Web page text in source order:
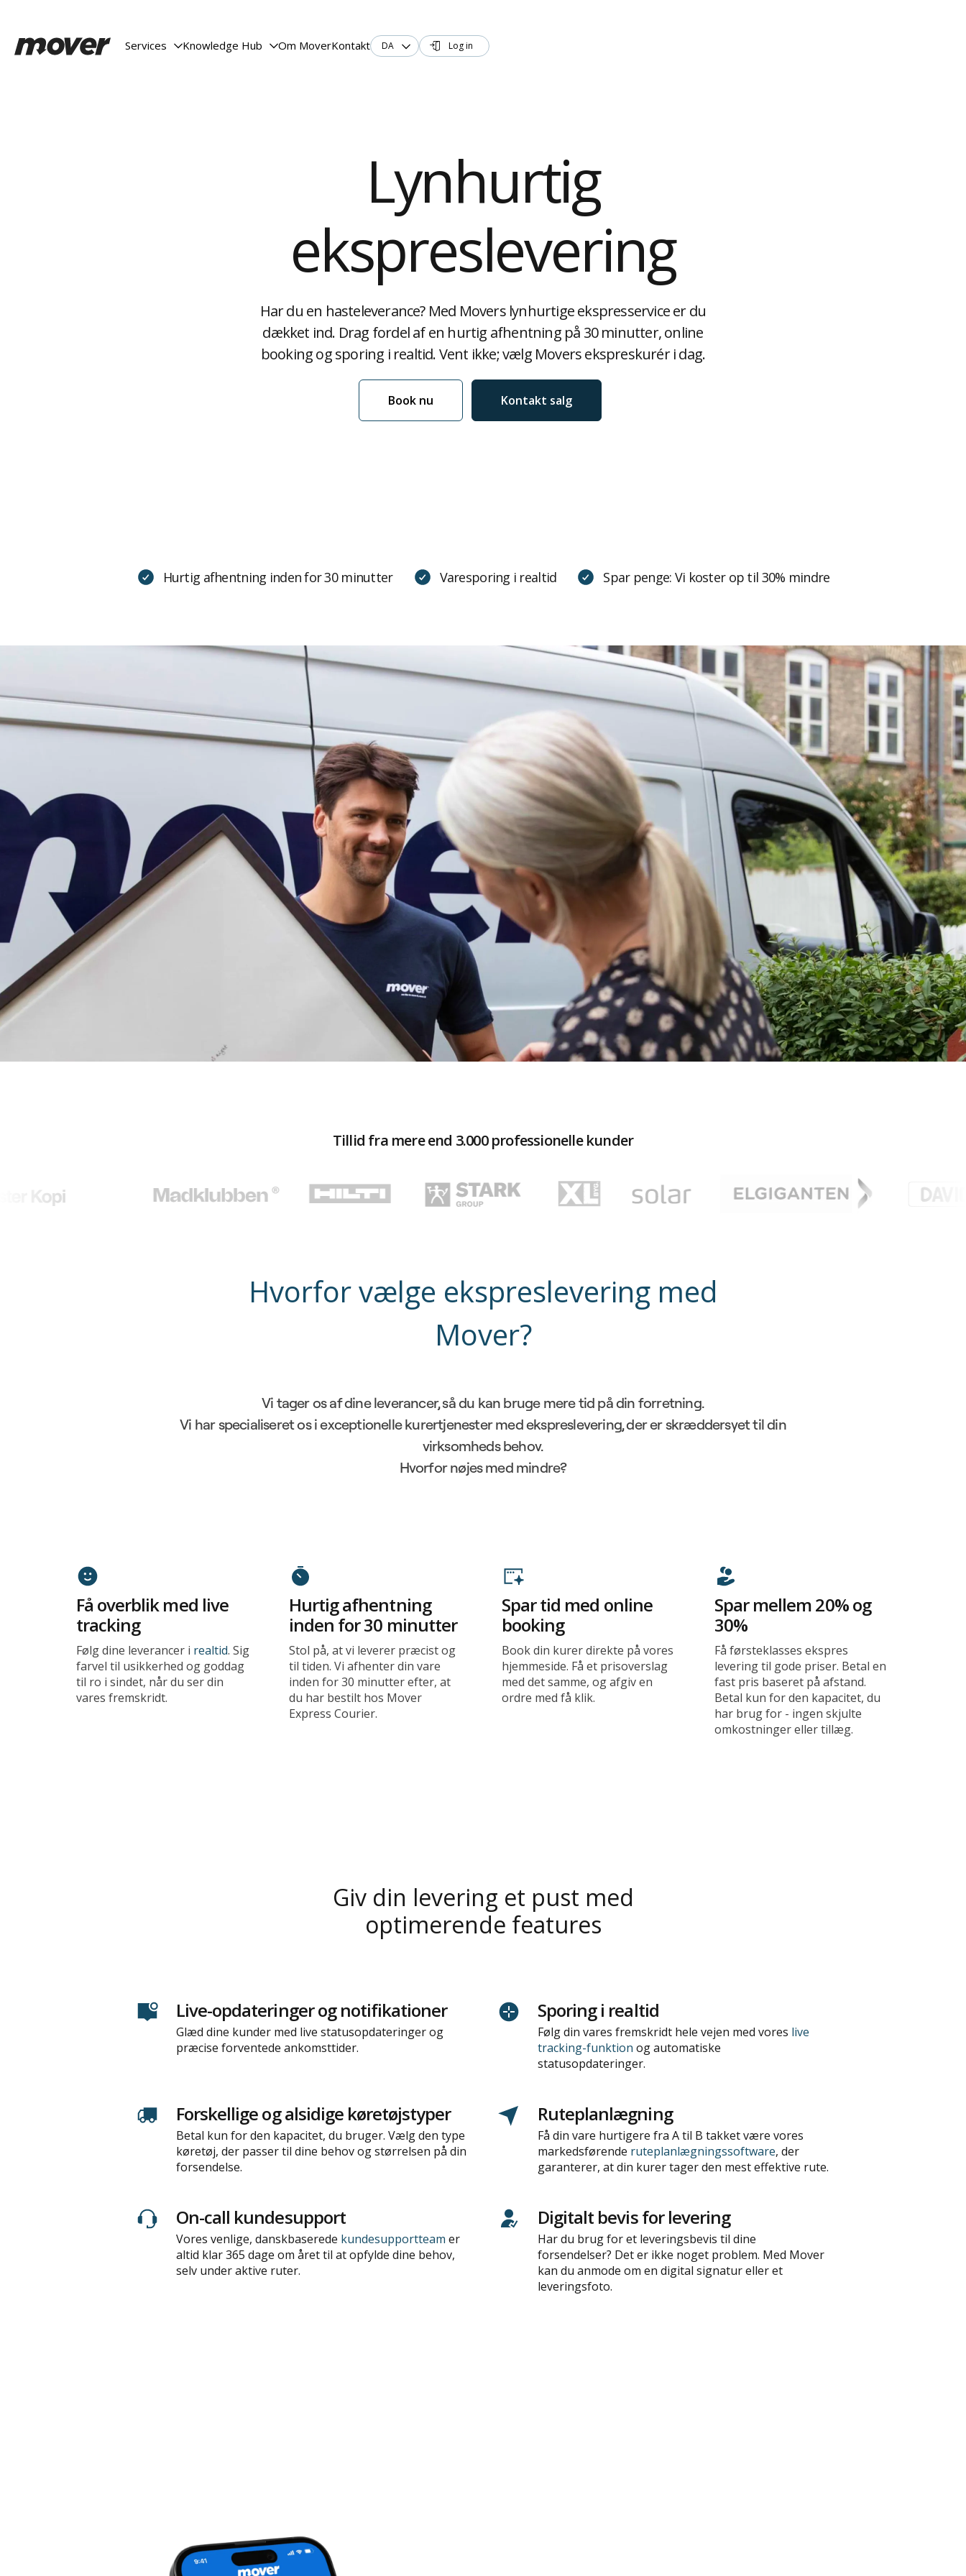
Services Knowledge Hub Om MoverKontakt DA  Log in

Lynhurtig
ekspreslevering
Har du en hasteleverance? Med Movers lynhurtige ekspresservice er du
dækket ind. Drag fordel af en hurtig afhentning på 30 minutter, online
booking og sporing i realtid. Vent ikke; vælg Movers ekspreskurér i dag.
Book nu Kontakt salg
Hurtig afhentning inden for 30 minutter Varesporing i realtid Spar penge: Vi koster op til 30% mindre
Tillid fra mere end 3.000 professionelle kunder
Hvorfor vælge ekspreslevering med
Mover?
Vi tager os af dine leverancer, så du kan bruge mere tid på din forretning.
Vi har specialiseret os i exceptionelle kurertjenester med ekspreslevering, der er skræddersyet til din
virksomheds behov.
Hvorfor nøjes med mindre?
Få overblik med live
tracking
Følg dine leverancer i realtid. Sig
farvel til usikkerhed og goddag
til ro i sindet, når du ser din
vares fremskridt.
Hurtig afhentning
inden for 30 minutter
Stol på, at vi leverer præcist og
til tiden. Vi afhenter din vare
inden for 30 minutter efter, at
du har bestilt hos Mover
Express Courier.
Spar tid med online
booking
Book din kurer direkte på vores
hjemmeside. Få et prisoverslag
med det samme, og afgiv en
ordre med få klik.
Spar mellem 20% og
30%
Få førsteklasses ekspres
levering til gode priser. Betal en
fast pris baseret på afstand.
Betal kun for den kapacitet, du
har brug for - ingen skjulte
omkostninger eller tillæg.
Giv din levering et pust med
optimerende features
Live-opdateringer og notifikationer
Glæd dine kunder med live statusopdateringer og
præcise forventede ankomsttider.
Sporing i realtid
Følg din vares fremskridt hele vejen med vores live
tracking-funktion og automatiske
statusopdateringer.
Forskellige og alsidige køretøjstyper
Betal kun for den kapacitet, du bruger. Vælg den type
køretøj, der passer til dine behov og størrelsen på din
forsendelse.
Ruteplanlægning
Få din vare hurtigere fra A til B takket være vores
markedsførende ruteplanlægningssoftware, der
garanterer, at din kurer tager den mest effektive rute.
On-call kundesupport
Vores venlige, danskbaserede kundesupportteam er
altid klar 365 dage om året til at opfylde dine behov,
selv under aktive ruter.
Digitalt bevis for levering
Har du brug for et leveringsbevis til dine
forsendelser? Det er ikke noget problem. Med Mover
kan du anmode om en digital signatur eller et
leveringsfoto.